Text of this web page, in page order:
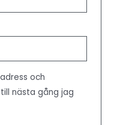
och
nästa gång jag